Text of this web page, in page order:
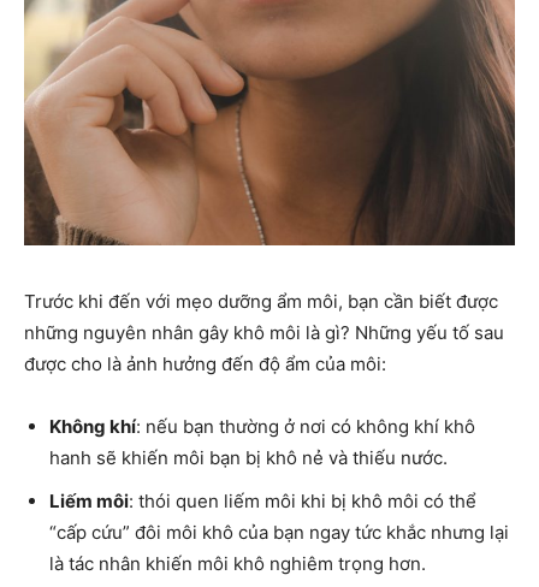
Trước khi đến với mẹo dưỡng ẩm môi, bạn cần biết được
những nguyên nhân gây khô môi là gì? Những yếu tố sau
được cho là ảnh hưởng đến độ ẩm của môi:
Không khí: nếu bạn thường ở nơi có không khí khô
hanh sẽ khiến môi bạn bị khô nẻ và thiếu nước.
Liếm môi: thói quen liếm môi khi bị khô môi có thể
“cấp cứu” đôi môi khô của bạn ngay tức khắc nhưng lại
là tác nhân khiến môi khô nghiêm trọng hơn.